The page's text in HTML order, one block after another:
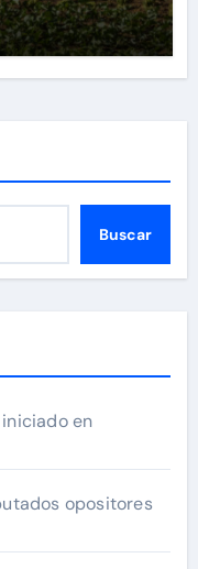
Buscar
en
opositores